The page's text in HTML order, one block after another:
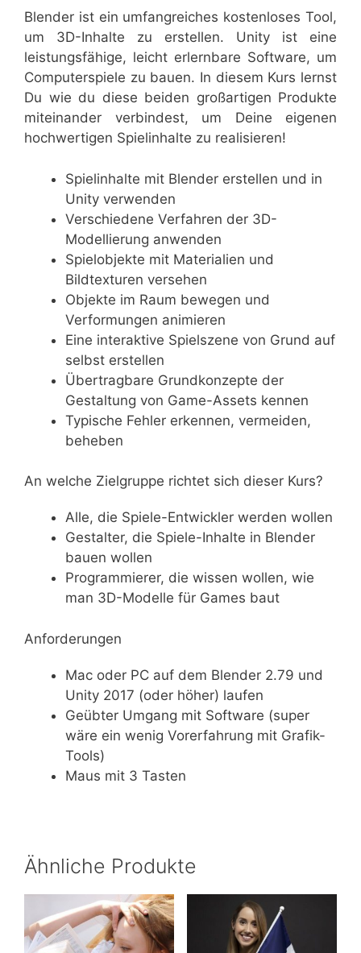
Blender ist ein umfangreiches kostenloses Tool,
um 3D-Inhalte zu erstellen. Unity ist eine
leistungsfähige, leicht erlernbare Software, um
Computerspiele zu bauen. In diesem Kurs lernst
Du wie du diese beiden großartigen Produkte
miteinander verbindest, um Deine eigenen
hochwertigen Spielinhalte zu realisieren!
Spielinhalte mit Blender erstellen und in
Unity verwenden
Verschiedene Verfahren der 3D-
Modellierung anwenden
Spielobjekte mit Materialien und
Bildtexturen versehen
Objekte im Raum bewegen und
Verformungen animieren
Eine interaktive Spielszene von Grund auf
selbst erstellen
Übertragbare Grundkonzepte der
Gestaltung von Game-Assets kennen
Typische Fehler erkennen, vermeiden,
beheben
An welche Zielgruppe richtet sich dieser Kurs?
Alle, die Spiele-Entwickler werden wollen
Gestalter, die Spiele-Inhalte in Blender
bauen wollen
Programmierer, die wissen wollen, wie
man 3D-Modelle für Games baut
Anforderungen
Mac oder PC auf dem Blender 2.79 und
Unity 2017 (oder höher) laufen
Geübter Umgang mit Software (super
wäre ein wenig Vorerfahrung mit Grafik-
Tools)
Maus mit 3 Tasten
Ähnliche Produkte